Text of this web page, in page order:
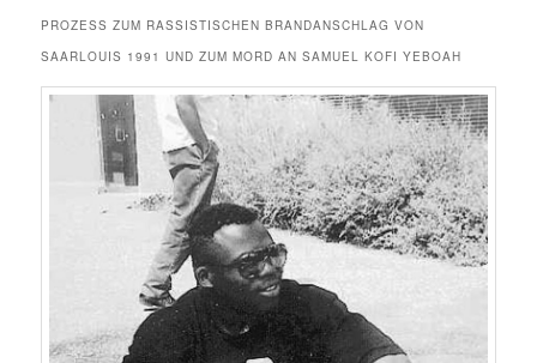
PROZESS ZUM RASSISTISCHEN BRANDANSCHLAG VON
SAARLOUIS 1991 UND ZUM MORD AN SAMUEL KOFI YEBOAH